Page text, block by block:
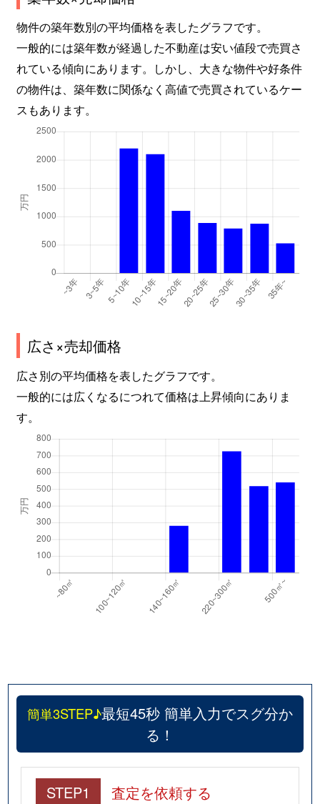
物件の築年数別の平均価格を表したグラフです。
一般的には築年数が経過した不動産は安い値段で売買さ
れている傾向にあります。しかし、大きな物件や好条件
の物件は、築年数に関係なく高値で売買されているケー
スもあります。
広さ×売却価格
広さ別の平均価格を表したグラフです。
一般的には広くなるにつれて価格は上昇傾向にありま
す。
簡単3STEP♪最短45秒 簡単入力でスグ分か
る！
STEP1 査定を依頼する